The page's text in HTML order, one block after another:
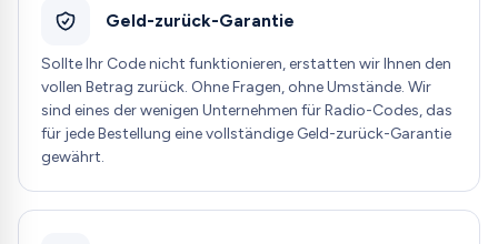
Geld-zurück-Garantie
Sollte Ihr Code nicht funktionieren, erstatten wir Ihnen den
vollen Betrag zurück. Ohne Fragen, ohne Umstände. Wir
sind eines der wenigen Unternehmen für Radio-Codes, das
für jede Bestellung eine vollständige Geld-zurück-Garantie
gewährt.